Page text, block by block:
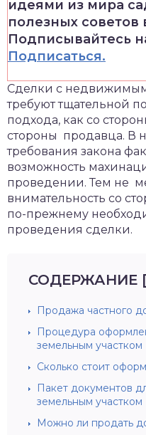
идеями из мира
полезных
Подписывайтесь
Подписаться.
Сделки с
требуют тщательной
подхода, как со
стороны продавца. В
требования закона
возможность
проведении. Тем не
внимательность со
по-прежнему
проведения сделки.
СОДЕРЖАНИЕ [
Продажа частного
Процедура
земельным участком
Сколько стоит
Пакет документов
земельным участком
Можно ли продать